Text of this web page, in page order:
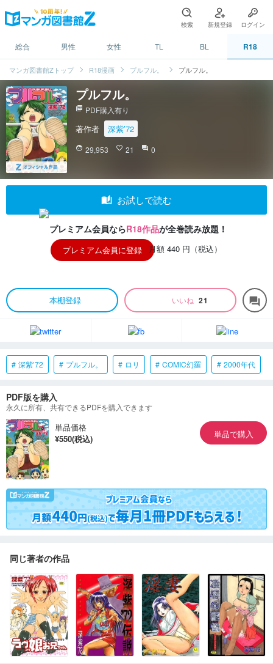
検索 新規登録 ログイン
総合 男性 女性 TL BL R18
マンガ図書館Zトップ R18漫画 プルフル。 プルフル。
プルフル。
picture_as_pdf PDF購入有り
著作者 深紫’72
face 29,953 favorite_border 21 question_answer 0
auto_stories お試しで読む
プレミアム会員ならR18作品が全巻読み放題！
プレミアム会員に登録 月額 440 円（税込）
本棚登録 いいね 21 forum
深紫’72 プルフル。 ロリ COMIC幻羅 2000年代
PDF版を購入
永久に所有、共有できるPDFを購入できます
単品価格
¥550(税込)
単品で購入
同じ著者の作品